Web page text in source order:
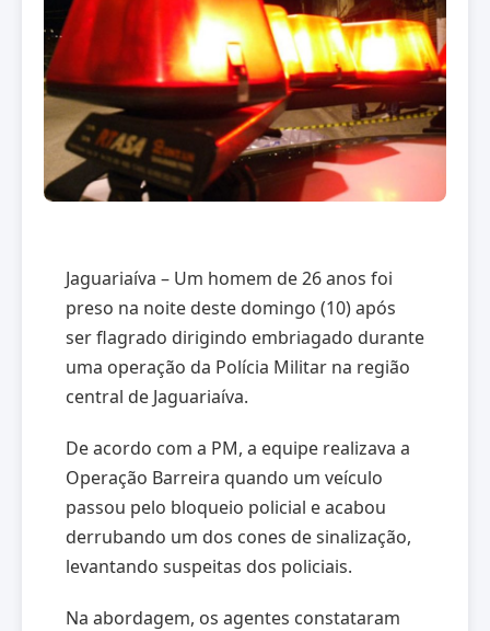
Jaguariaíva – Um homem de 26 anos foi
preso na noite deste domingo (10) após
ser flagrado dirigindo embriagado durante
uma operação da Polícia Militar na região
central de Jaguariaíva.
De acordo com a PM, a equipe realizava a
Operação Barreira quando um veículo
passou pelo bloqueio policial e acabou
derrubando um dos cones de sinalização,
levantando suspeitas dos policiais.
Na abordagem, os agentes constataram